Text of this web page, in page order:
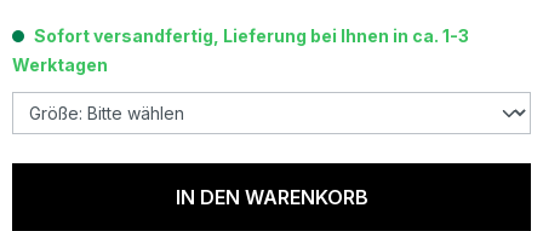
Sofort versandfertig, Lieferung bei Ihnen in ca. 1-3
Werktagen
IN DEN WARENKORB